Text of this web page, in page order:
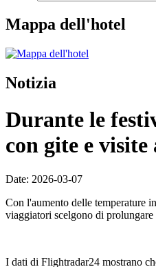
Mappa dell'hotel
Notizia
Durante le
con gite e
Date: 2026-03-07
Con l'aumento delle temperature
viaggiatori scelgono di
I dati di Flightradar24 mostrano